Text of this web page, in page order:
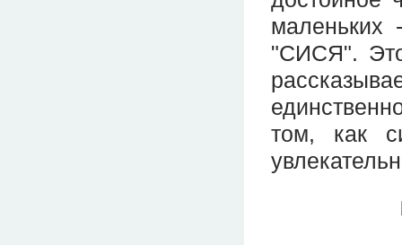
маленьких
"СИСЯ". Это
том, как